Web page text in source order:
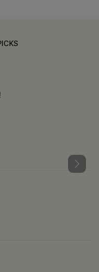
는 즐거움
커트SET